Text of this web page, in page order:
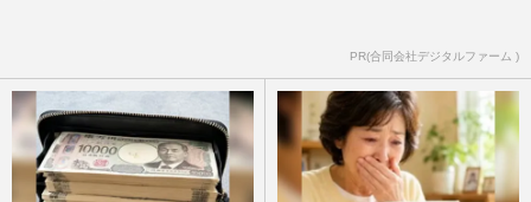
岩手県公式サイトの価値観が古すぎる「婚
いたページを削除した理由
週刊女性PRIME 2025/10/30
PR(合同会社デジタルファーム )